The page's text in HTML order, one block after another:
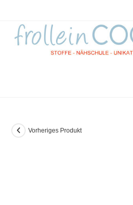
springen
Vorheriges Produkt